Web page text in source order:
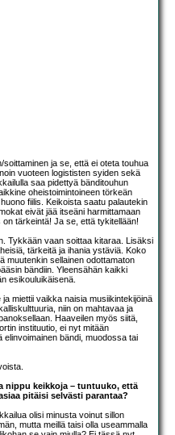
ja se, että ei oteta touhua
vuoteen logististen syiden sekä
saa pidettyä bänditouhun
oheistoimintoineen törkeän
fiilis. Keikoista saatu palautekin
eivät jää itseäni harmittamaan
tärkeintä! Ja se, että tykitellään!
Tykkään vaan soittaa kitaraa. Lisäksi
tärkeitä ja ihania ystäviä. Koko
muutenkin sellainen odottamaton
bändiin. Yleensähän kaikki
esikouluikäisenä.
miettii vaikka naisia musiikintekijöinä
niin on mahtavaa ja
Haaveilen myös siitä,
instituutio, ei nyt mitään
bändi, muodossa tai
nippu keikkoja – tuntuuko, että
pitäisi selvästi parantaa?
olisi minusta voinut sillon
mutta meillä taisi olla useammalla